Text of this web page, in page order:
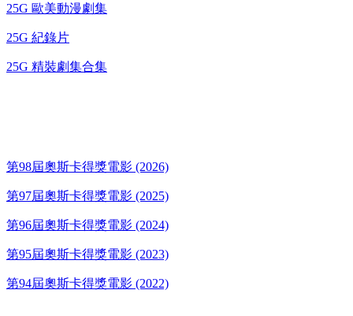
25G 歐美動漫劇集
25G 紀錄片
25G 精裝劇集合集
第98屆奧斯卡得獎電影 (2026)
第97屆奧斯卡得獎電影 (2025)
第96屆奧斯卡得獎電影 (2024)
第95屆奧斯卡得獎電影 (2023)
第94屆奧斯卡得獎電影 (2022)